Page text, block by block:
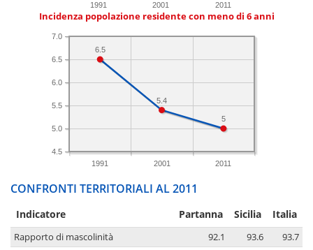
1991 2001 2011
Incidenza popolazione residente con meno di 6 anni
1991 2001 2011
4.5
5.0
5.5
6.0
6.5
7.0
5
5.4
6.5
CONFRONTI TERRITORIALI AL 2011
Indicatore Partanna Sicilia Italia
Rapporto di mascolinità 92.1 93.6
93.7